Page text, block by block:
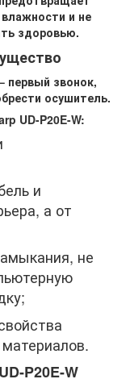
и не
здоровью.
первый звонок,
осушитель.
UD-P20E-W:
и
а от
не
P20E-W